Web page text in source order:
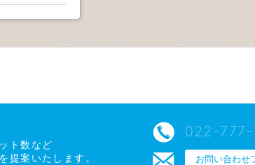
ト数など
提案いたします。
022-777-
お問い合わせ